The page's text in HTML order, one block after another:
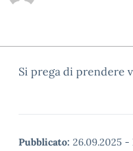
Si prega di prendere
Pubblicato: 26.09.2025 -